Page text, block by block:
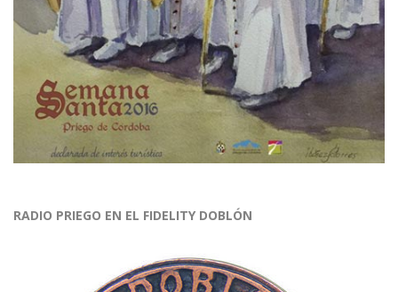
RADIO PRIEGO EN EL FIDELITY DOBLÓN